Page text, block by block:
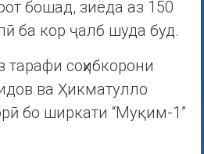
бошад, зиёда аз 150
ба кор ҷалб шуда буд.
соҳибкорони
ва Ҳикматулло
бо ширкати “Муқим-1”